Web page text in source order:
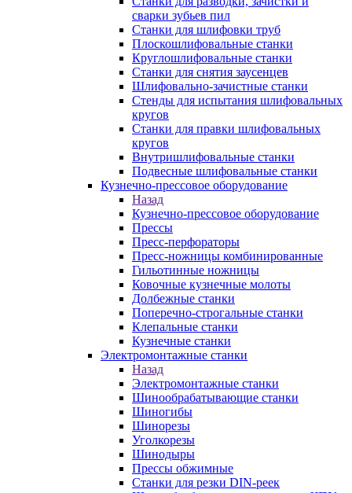
сварки зубьев пил
Станки для шлифовки труб
Плоскошлифовальные станки
Круглошлифовальные станки
Станки для снятия заусенцев
Шлифовально-зачистные станки
Стенды для испытания шлифовальных
кругов
Станки для правки шлифовальных
кругов
Внутришлифовальные станки
Подвесные шлифовальные станки
Кузнечно-прессовое оборудование
Назад
Кузнечно-прессовое оборудование
Прессы
Пресс-перфораторы
Пресс-ножницы комбинированные
Гильотинные ножницы
Ковочные кузнечные молоты
Долбежные станки
Поперечно-строгальные станки
Клепальные станки
Кузнечные станки
Электромонтажные станки
Назад
Электромонтажные станки
Шинообрабатывающие станки
Шиногибы
Шинорезы
Уголкорезы
Шинодыры
Прессы обжимные
Станки для резки DIN-реек